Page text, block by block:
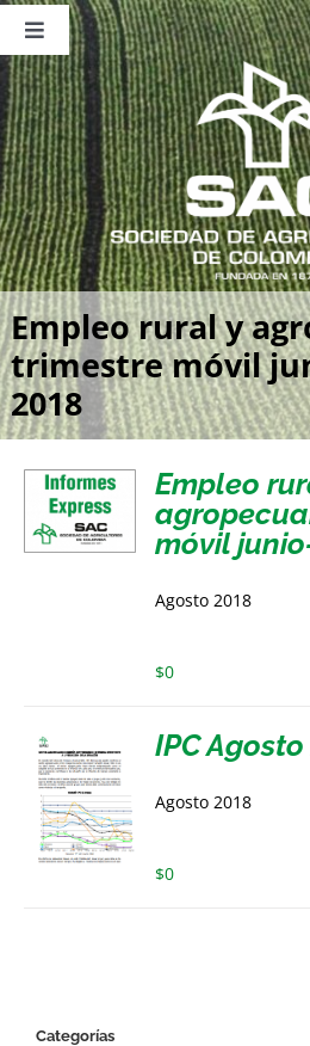
Saltar
contenido
Toggle
Navigation
Nosotros
Publicaciones
Sala de Prensa
Eventos
Empleo rural y
trimestre móvil
2018
Empleo
móvil
Agosto 2018
$0
IPC
Agosto 2018
$0
Categorías